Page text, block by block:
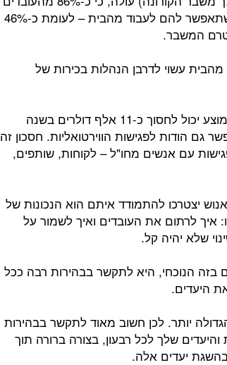
שהם הורים מעוניינים כיום בעבודה גמישה שתאפשר להם לעבוד מהבית – לעומת כ-46%
טרם המשבר.
מהבית עשוי לדרבן הנהלות בכירות של
ממחקרים שבוצעו בארה"ב עולה, כי ארגון ממוצע יכול לחסוך כ-11 אלף דולרים בשנה
גם הודות לפגישות הווירטואליות. חסכון זה
עם אנשים מחו"ל – לקוחות, שותפים,
יצטרכו להתמודד איתם הוא הנכונות של
איך לרתום את העובדים ואיך לשמור על
שלא יהיה קל.
בזה הנוכחי, היא לתקשר בבהירות רבה ככל
היעדים.
יותר. לכן חשוב מאוד לתקשר בבהירות
שלך לכל רבעון, בצורה ברורה תוך
יעדים אלה.